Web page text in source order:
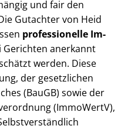
und fair den
Gutachter von Heid
professionelle Im­
Gerichten anerkannt
werden. Diese
der gesetzlichen
(BauGB) sowie der
(ImmoWertV),